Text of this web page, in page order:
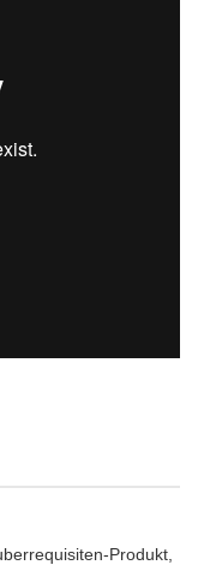
Produkt,